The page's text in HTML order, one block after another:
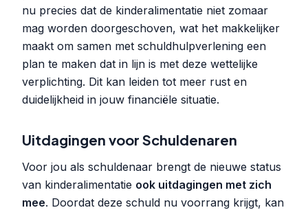
nu precies dat de kinderalimentatie niet zomaar
mag worden doorgeschoven, wat het makkelijker
maakt om samen met schuldhulpverlening een
plan te maken dat in lijn is met deze wettelijke
verplichting. Dit kan leiden tot meer rust en
duidelijkheid in jouw financiële situatie.
Uitdagingen voor Schuldenaren
Voor jou als schuldenaar brengt de nieuwe status
van kinderalimentatie ook uitdagingen met zich
mee. Doordat deze schuld nu voorrang krijgt, kan